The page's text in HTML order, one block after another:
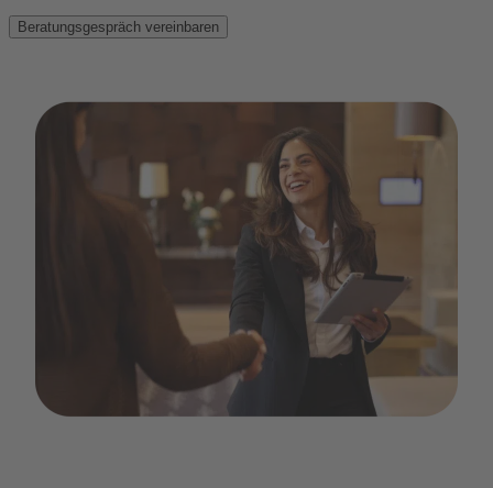
Beratungsgespräch vereinbaren